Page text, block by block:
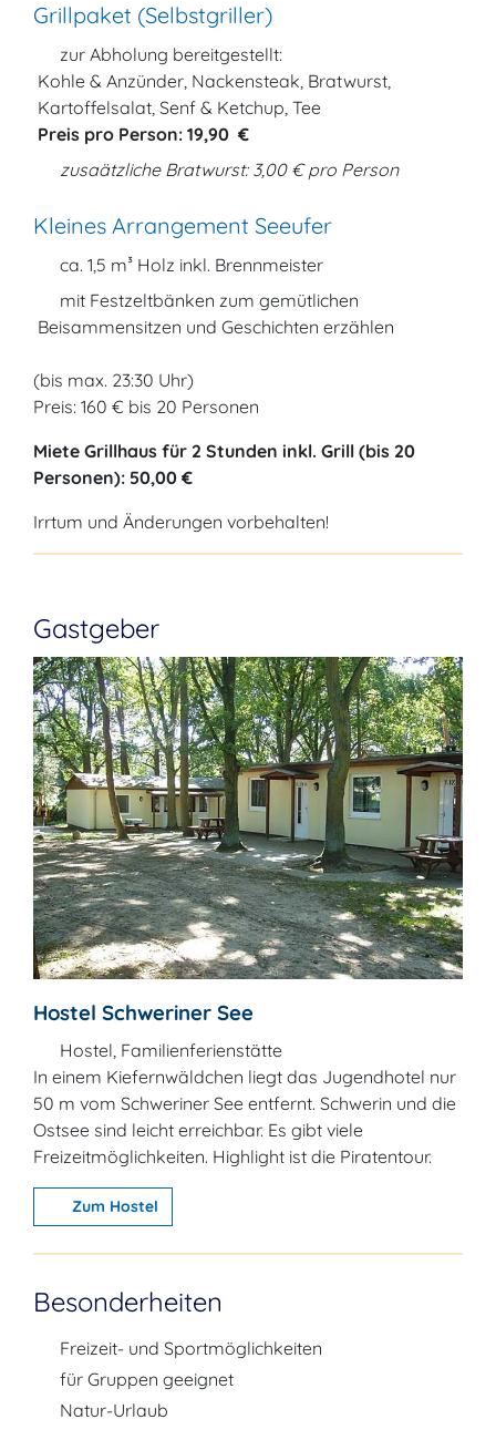
Grillpaket (Selbstgriller)
zur Abholung bereitgestellt:
Kohle & Anzünder, Nackensteak, Bratwurst,
Kartoffelsalat, Senf & Ketchup, Tee
Preis pro Person: 19,90 €
zusaätzliche Bratwurst: 3,00 € pro Person
Kleines Arrangement Seeufer
ca. 1,5 m³ Holz inkl. Brennmeister
mit Festzeltbänken zum gemütlichen
Beisammensitzen und Geschichten erzählen
(bis max. 23:30 Uhr)
Preis: 160 € bis 20 Personen
Miete Grillhaus für 2 Stunden inkl. Grill (bis 20
Personen): 50,00 €
Irrtum und Änderungen vorbehalten!
Gastgeber
Hostel Schweriner See
Hostel, Familienferienstätte
In einem Kiefernwäldchen liegt das Jugendhotel nur
50 m vom Schweriner See entfernt. Schwerin und die
Ostsee sind leicht erreichbar. Es gibt viele
Freizeitmöglichkeiten. Highlight ist die Piratentour.
Zum Hostel
Besonderheiten
Freizeit- und Sportmöglichkeiten
für Gruppen geeignet
Natur-Urlaub